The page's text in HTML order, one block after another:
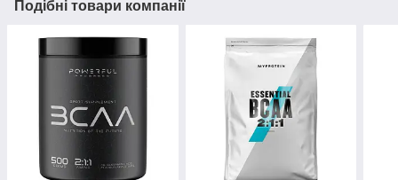
Подібні товари компанії